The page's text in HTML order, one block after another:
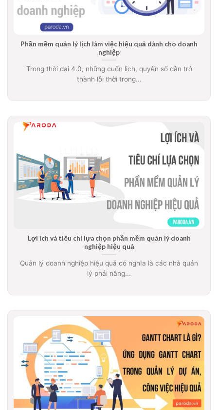
Phần mềm quản lý lịch làm việc hiệu quả dành cho doanh
nghiệp
Trong thời đại 4.0, những cuốn lịch, quyển sổ dần trở
thành lỗi thời trong...
Lợi ích và tiêu chí lựa chọn phần mềm quản lý doanh
nghiệp hiệu quả
Quản lý doanh nghiệp hiệu quả có nghĩa là các nhà quản
lý phải nâng...